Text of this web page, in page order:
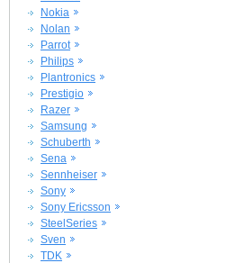
Nokia
Nolan
Parrot
Philips
Plantronics
Prestigio
Razer
Samsung
Schuberth
Sena
Sennheiser
Sony
Sony Ericsson
SteelSeries
Sven
TDK